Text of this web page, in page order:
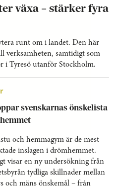
växa – stärker fyra
runt om i landet. Den här
verksamheten, samtidigt som
i Tyresö utanför Stockholm.
svenskarnas önskelista
och hemmagym är de mest
inslagen i drömhemmet.
visar en ny undersökning från
tydliga skillnader mellan
och mäns önskemål – från